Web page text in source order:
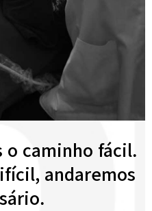
o caminho fácil.
andaremos